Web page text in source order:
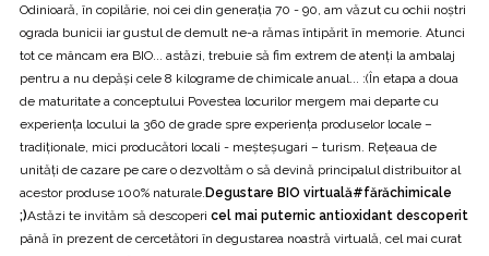
Odinioară, în copilărie, noi cei din generația 70 - 90, am văzut cu ochii noștri
ograda bunicii iar gustul de demult ne-a rămas întipărit în memorie. Atunci
tot ce mâncam era BIO... astăzi, trebuie să fim extrem de atenți la ambalaj
pentru a nu depăși cele 8 kilograme de chimicale anual... :(În etapa a doua
de maturitate a conceptului Povestea locurilor mergem mai departe cu
experiența locului la 360 de grade spre experiența produselor locale –
tradiționale, mici producători locali - meșteșugari – turism. Rețeaua de
unități de cazare pe care o dezvoltăm o să devină principalul distribuitor al
acestor produse 100% naturale. Degustare BIO virtuală#fărăchimicale
;)Astăzi te invităm să descoperi cel mai puternic antioxidant descoperit
până în prezent de cercetători în degustarea noastră virtuală, cel mai curat